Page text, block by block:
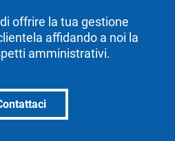
offrire la tua gestione
affidando a noi la
amministrativi.